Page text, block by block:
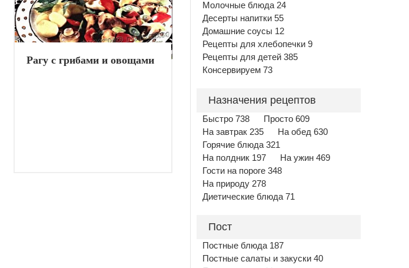
Рагу с грибами и овощами
Молочные блюда 24
Десерты напитки 55
Домашние соусы 12
Рецепты для хлебопечки 9
Рецепты для детей 385
Консервируем 73
Назначения рецептов
Быстро 738
Просто 609
На завтрак 235
На обед 630
Горячие блюда 321
На полдник 197
На ужин 469
Гости на пороге 348
На природу 278
Диетические блюда 71
Пост
Постные блюда 187
Постные салаты и закуски 40